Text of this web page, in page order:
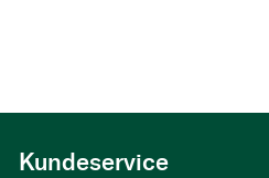
Kundeservice